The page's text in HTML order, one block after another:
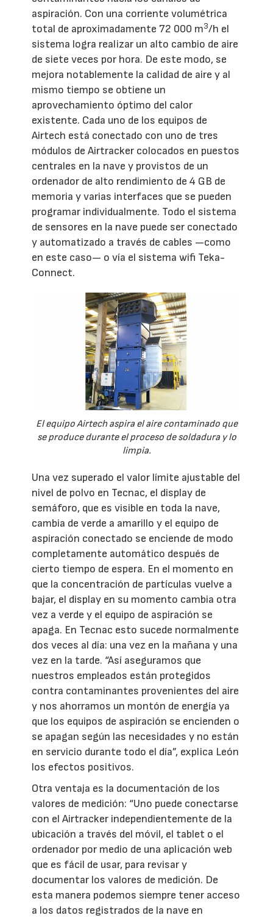
aspiración. Con una corriente volumétrica
total de aproximadamente 72 000 m3/h el
sistema logra realizar un alto cambio de aire
de siete veces por hora. De este modo, se
mejora notablemente la calidad de aire y al
mismo tiempo se obtiene un
aprovechamiento óptimo del calor
existente. Cada uno de los equipos de
Airtech está conectado con uno de tres
módulos de Airtracker colocados en puestos
centrales en la nave y provistos de un
ordenador de alto rendimiento de 4 GB de
memoria y varias interfaces que se pueden
programar individualmente. Todo el sistema
de sensores en la nave puede ser conectado
y automatizado a través de cables —como
en este caso— o vía el sistema wifi Teka-
Connect.
El equipo Airtech aspira el aire contaminado que
se produce durante el proceso de soldadura y lo
limpia.
Una vez superado el valor límite ajustable del
nivel de polvo en Tecnac, el display de
semáforo, que es visible en toda la nave,
cambia de verde a amarillo y el equipo de
aspiración conectado se enciende de modo
completamente automático después de
cierto tiempo de espera. En el momento en
que la concentración de partículas vuelve a
bajar, el display en su momento cambia otra
vez a verde y el equipo de aspiración se
apaga. En Tecnac esto sucede normalmente
dos veces al día: una vez en la mañana y una
vez en la tarde. “Así aseguramos que
nuestros empleados están protegidos
contra contaminantes provenientes del aire
y nos ahorramos un montón de energía ya
que los equipos de aspiración se encienden o
se apagan según las necesidades y no están
en servicio durante todo el día”, explica León
los efectos positivos.
Otra ventaja es la documentación de los
valores de medición: “Uno puede conectarse
con el Airtracker independientemente de la
ubicación a través del móvil, el tablet o el
ordenador por medio de una aplicación web
que es fácil de usar, para revisar y
documentar los valores de medición. De
esta manera podemos siempre tener acceso
a los datos registrados de la nave en